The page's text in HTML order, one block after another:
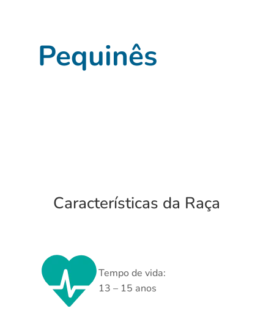
Pequinês
Características da Raça
Tempo de vida:
13 – 15 anos